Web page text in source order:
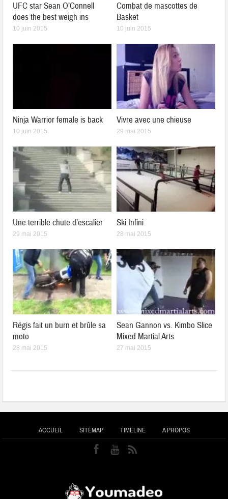
UFC star Sean O’Connell
does the best weigh ins
10 juin 2015
Combat de mascottes de
Basket
10 juin 2015
Ninja Warrior female is back
10 juin 2015
Vivre avec une chieuse
29 mai 2015
Une terrible chute d’escalier
29 mai 2015
Ski Infini
28 mai 2015
Régis fait un burn et brûle sa
moto
28 mai 2015
Sean Gannon vs. Kimbo Slice
Mixed Martial Arts
27 mai 2015
ACCUEIL SITEMAP TIMELINE A PROPOS